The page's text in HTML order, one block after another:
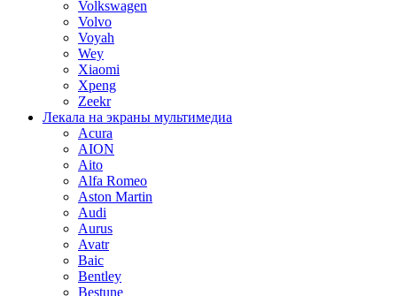
Volkswagen
Volvo
Voyah
Wey
Xiaomi
Xpeng
Zeekr
Лекала на экраны мультимедиа
Acura
AION
Aito
Alfa Romeo
Aston Martin
Audi
Aurus
Avatr
Baic
Bentley
Bestune